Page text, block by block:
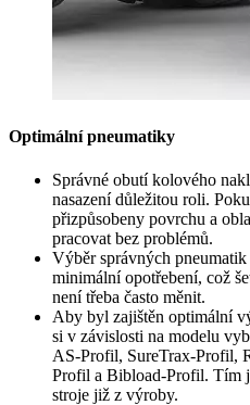
Optimální pneumatiky
Správné obutí kolového
nasazení důležitou roli.
přizpůsobeny povrchu a
pracovat bez problémů.
Výběr správných
minimální opotřebení, což
není třeba často měnit.
Aby byl zajištěn optimální
si v závislosti na modelu
AS-Profil, SureTrax-Profil,
Profil a Bibload-Profil. Tím
stroje již z výroby.